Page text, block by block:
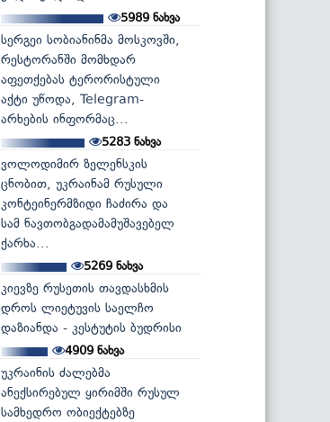
5989 ნახვა
სერგეი სობიანინმა მოსკოვში,
რესტორანში მომხდარ
აფეთქებას ტერორისტული
აქტი უწოდა, Telegram-
არხების ინფორმაც...
5283 ნახვა
ვოლოდიმირ ზელენსკის
ცნობით, უკრაინამ რუსული
კონტეინერმზიდი ჩაძირა და
სამ ნავთობგადამამუშავებელ
ქარხა...
5269ნახვა
კიევზე რუსეთის თავდასხმის
დროს ლიეტუვის საელჩო
დაზიანდა - კესტუტის ბუდრისი
4909ნახვა
უკრაინის ძალებმა
ანექსირებულ ყირიმში რუსულ
სამხედრო ობიექტებზე